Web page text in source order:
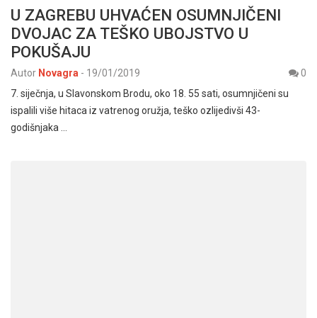
U ZAGREBU UHVAĆEN OSUMNJIČENI
DVOJAC ZA TEŠKO UBOJSTVO U
POKUŠAJU
Autor Novagra - 19/01/2019
0
7. siječnja, u Slavonskom Brodu, oko 18. 55 sati, osumnjičeni su
ispalili više hitaca iz vatrenog oružja, teško ozlijedivši 43-
godišnjaka …